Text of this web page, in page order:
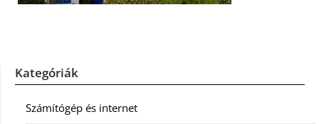
Kategóriák
Számítógép és internet